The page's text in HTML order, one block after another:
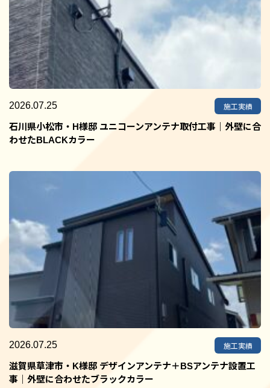
2026.07.25 施工実績
石川県小松市・H様邸 ユニコーンアンテナ取付工事｜外壁に合
わせたBLACKカラー
2026.07.25 施工実績
滋賀県草津市・K様邸 デザインアンテナ＋BSアンテナ設置工
事｜外壁に合わせたブラックカラー